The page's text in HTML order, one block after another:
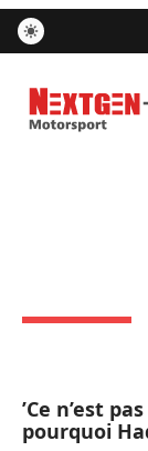
Nextgen-
’Ce n’est
pourquoi